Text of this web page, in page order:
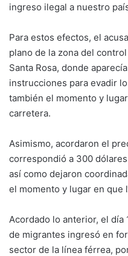
ingreso ilegal a nuestro
Para estos efectos, el
plano de la zona del
Santa Rosa, donde
instrucciones para evadir
también el momento y
carretera.
Asimismo, acordaron el
correspondió a 300
así como dejaron
el momento y lugar en que
Acordado lo anterior, el
de migrantes ingresó en
sector de la línea férrea,